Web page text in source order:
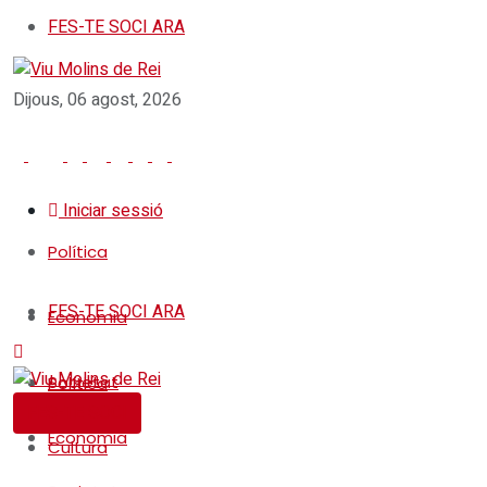
FES-TE SOCI ARA
Dijous, 06 agost, 2026
Iniciar sessió
Política
Economia
Societat
Cultura
FES-TE SOCI ARA
Política
Economia